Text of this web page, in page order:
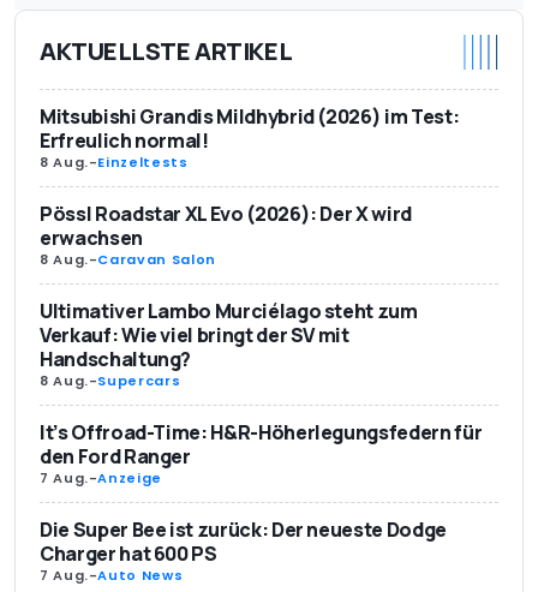
AKTUELLSTE ARTIKEL
Mitsubishi Grandis Mildhybrid (2026) im Test:
Erfreulich normal!
8 Aug.-Einzeltests
Pössl Roadstar XL Evo (2026): Der X wird
erwachsen
8 Aug.-Caravan Salon
Ultimativer Lambo Murciélago steht zum
Verkauf: Wie viel bringt der SV mit
Handschaltung?
8 Aug.-Supercars
It’s Offroad-Time: H&R-Höherlegungsfedern für
den Ford Ranger
7 Aug.-Anzeige
Die Super Bee ist zurück: Der neueste Dodge
Charger hat 600 PS
7 Aug.-Auto News